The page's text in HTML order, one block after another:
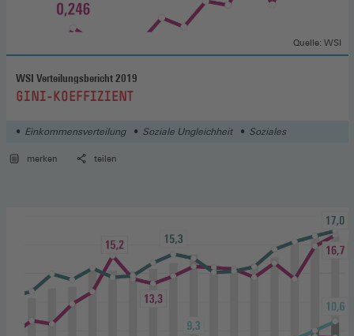
WSI Verteilungsbericht 2019
:GINI-KOEFFIZIENT
Quelle: WSI
Einkommensverteilung Soziale Ungleichheit Soziales
merken teilen